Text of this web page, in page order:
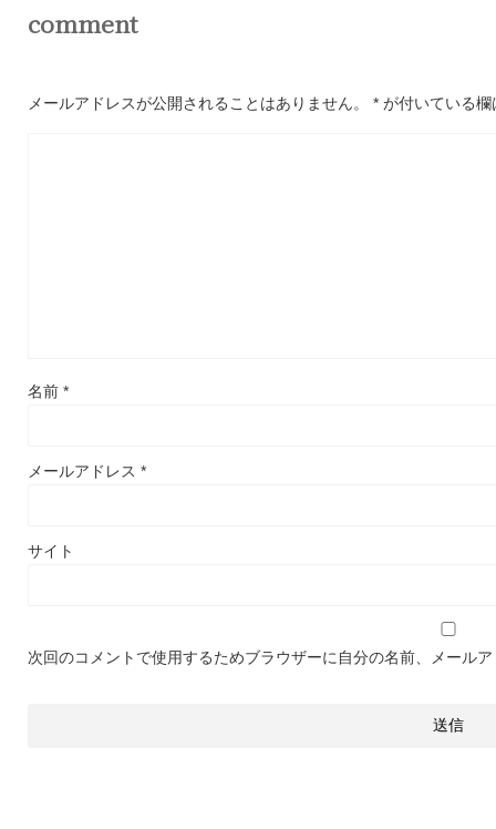
comment
メールアドレスが公開されることはありません。 * が付いている
名前 *
メールアドレス *
サイト
次回のコメントで使用するためブラウザーに自分の名前、メール